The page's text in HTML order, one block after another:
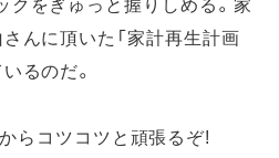
んに頂いた「家計再生計画
るのだ。
らコツコツと頑張るぞ!